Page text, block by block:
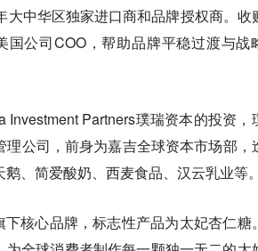
大中华区独家进口商和品牌授权商。收
国公司COO，帮助品牌平稳过渡与战
Partners璞瑞资本的投资，
公司，前身为嘉吉全球资本市场部，
、简爱酸奶、西麦食品、汉云乳业等
核心品牌，标志性产品为太妃杏仁糖